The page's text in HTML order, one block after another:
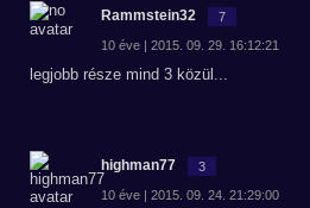
Rammstein32 7
10 éve | 2015. 09. 29. 16:12:21
legjobb része mind 3 közül...
highman77 3
10 éve | 2015. 09. 24. 21:29:00